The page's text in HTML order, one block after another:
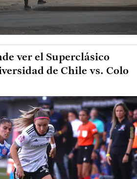
ver el Superclásico
de Chile vs. Colo